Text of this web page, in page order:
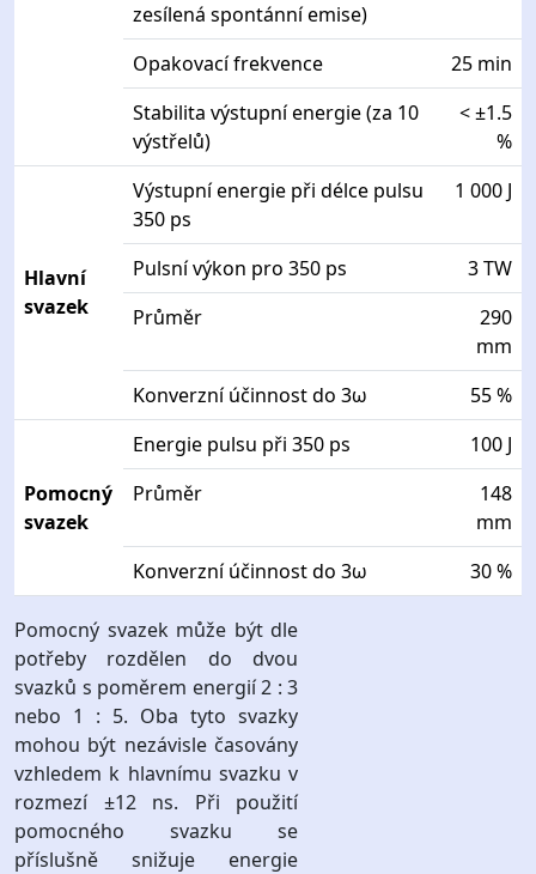
zesílená spontánní emise)
Opakovací frekvence
25 min
Stabilita výstupní energie (za 10
výstřelů)
< ±1.5
%
Hlavní
svazek
Výstupní energie při délce pulsu
350 ps
1 000 J
Pulsní výkon pro 350 ps
3 TW
Průměr
290
mm
Konverzní účinnost do 3ω
55 %
Pomocný
svazek
Energie pulsu při 350 ps
100 J
Průměr
148
mm
Konverzní účinnost do 3ω
30 %
Pomocný svazek může být dle
potřeby rozdělen do dvou
svazků s poměrem energií 2 : 3
nebo 1 : 5. Oba tyto svazky
mohou být nezávisle časovány
vzhledem k hlavnímu svazku v
rozmezí ±12 ns. Při použití
pomocného svazku se
příslušně snižuje energie